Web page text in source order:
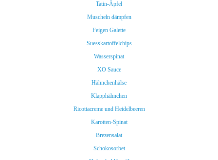
Tatin-Äpfel
Muscheln dämpfen
Feigen Galette
Suesskartoffelchips
Wasserspinat
XO Sauce
Hähnchenhälse
Klapphähnchen
Ricottacreme und Heidelbeeren
Karotten-Spinat
Brezensalat
Schokosorbet